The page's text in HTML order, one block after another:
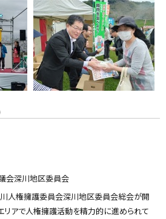
会深川地区委員会
人権擁護委員会深川地区委員会総会が開
リアで人権擁護活動を精力的に進められて